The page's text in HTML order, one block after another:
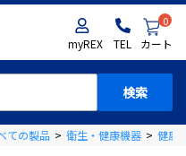
myREX TEL
0
カート
ての製品 > 衛生・健康機器 > 健康